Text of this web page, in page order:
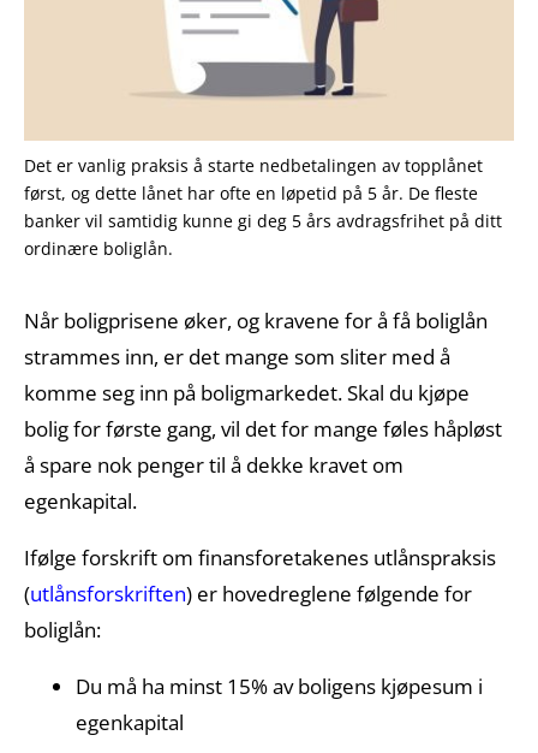
Det er vanlig praksis å starte nedbetalingen av topplånet
først, og dette lånet har ofte en løpetid på 5 år. De fleste
banker vil samtidig kunne gi deg 5 års avdragsfrihet på ditt
ordinære boliglån.
Når boligprisene øker, og kravene for å få boliglån
strammes inn, er det mange som sliter med å
komme seg inn på boligmarkedet. Skal du kjøpe
bolig for første gang, vil det for mange føles håpløst
å spare nok penger til å dekke kravet om
egenkapital.
Ifølge forskrift om finansforetakenes utlånspraksis
(utlånsforskriften) er hovedreglene følgende for
boliglån:
Du må ha minst 15% av boligens kjøpesum i
egenkapital